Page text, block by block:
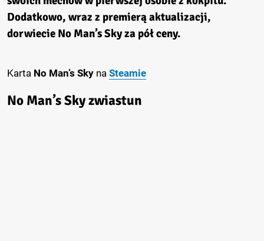
Dodatkowo, wraz z premierą aktualizacji,
dorwiecie No Man’s Skyza pół ceny.
Karta No Man’s Sky na Steamie
No Man’s Sky zwiastun